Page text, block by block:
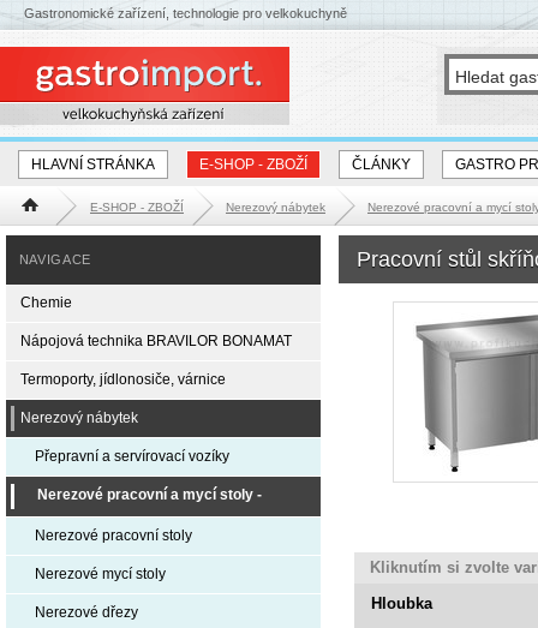
HLAVNÍ STRÁNKA E-SHOP - ZBOŽÍ ČLÁNKY GASTRO
Hlavní stránka E-SHOP - ZBOŽÍ Nerezový nábytek Nerezové pracovní a mycí
Pracovní stůl
Kliknutím si zvolte
Hloubka
NAVIGACE
Chemie
Nápojová technika BRAVILOR BONAMAT
Termoporty, jídlonosiče, várnice
Nerezový nábytek
Přepravní a servírovací vozíky
Nerezové pracovní a mycí stoly -
EXPRESS DODÁNÍ
Nerezové pracovní stoly
Nerezové mycí stoly
Nerezové dřezy
Gastronomické zařízení, technologie pro velkokuchyně